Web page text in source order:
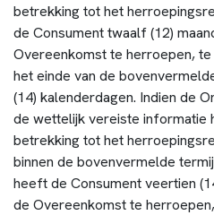
betrekking tot het
de Consument twaalf (12)
Overeenkomst te herroepen,
het einde van de
(14) kalenderdagen. Indien de
de wettelijk vereiste
betrekking tot het
binnen de bovenvermelde
heeft de Consument veertien
de Overeenkomst te